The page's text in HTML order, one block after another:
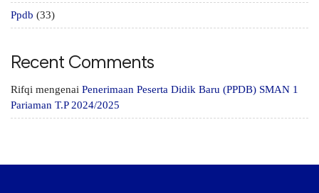
Ppdb (33)
Recent Comments
Rifqi mengenai Penerimaan Peserta Didik Baru (PPDB) SMAN 1
Pariaman T.P 2024/2025